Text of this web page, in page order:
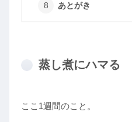
あとがき
蒸し煮にハマる
ここ1週間のこと。